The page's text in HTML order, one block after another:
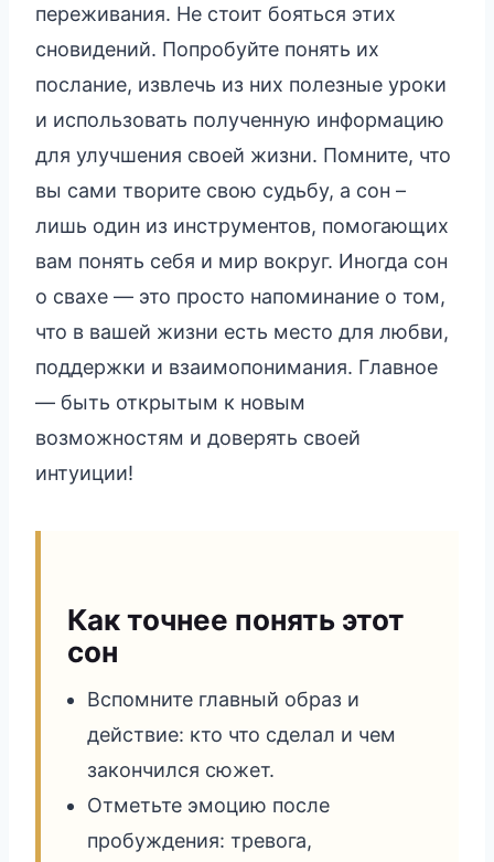
переживания. Не стоит бояться этих
сновидений. Попробуйте понять их
послание, извлечь из них полезные уроки
и использовать полученную информацию
для улучшения своей жизни. Помните, что
вы сами творите свою судьбу, а сон –
лишь один из инструментов, помогающих
вам понять себя и мир вокруг. Иногда сон
о свахе — это просто напоминание о том,
что в вашей жизни есть место для любви,
поддержки и взаимопонимания. Главное
— быть открытым к новым
возможностям и доверять своей
интуиции!
Как точнее понять этот
сон
Вспомните главный образ и
действие: кто что сделал и чем
закончился сюжет.
Отметьте эмоцию после
пробуждения: тревога,